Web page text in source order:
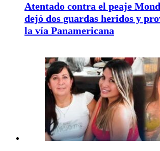
Atentado contra el peaje
dejó dos guardas heridos y
la vía Panamericana